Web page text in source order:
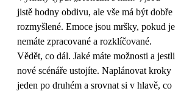
jistě hodny obdivu, ale vše má být dobře
rozmyšlené. Emoce jsou mršky, pokud je
nemáte zpracované a rozklíčované.
Vědět, co dál. Jaké máte možnosti a jestli
nové scénáře ustojíte. Naplánovat kroky
jeden po druhém a srovnat si v hlavě, co